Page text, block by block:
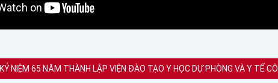
KỶ NIỆM 65 NĂM THÀNH LẬP VIỆN ĐÀO TẠO Y HỌC DỰ PHÒNG VÀ Y TẾ